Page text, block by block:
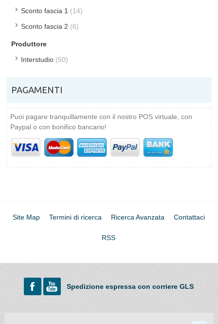
Sconto fascia 1 (14)
Sconto fascia 2 (6)
Produttore
Interstudio (50)
PAGAMENTI
Puoi pagare tranquillamente con il nostro POS virtuale, con
Paypal o con bonifico bancario!
Site Map Termini di ricerca Ricerca Avanzata Contattaci
RSS
Spedizione espressa con corriere GLS